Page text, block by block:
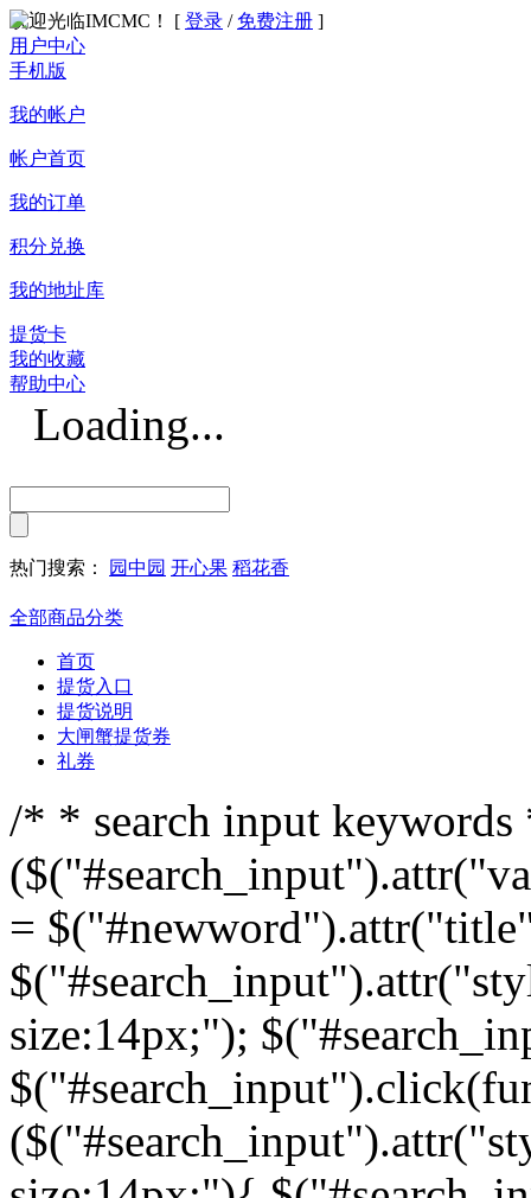
欢迎光临IMCMC！ [ 登录 / 免费注册 ]
用户中心
手机版
我的帐户
帐户首页
我的订单
积分兑换
我的地址库
提货卡
我的收藏
帮助中心
Loading...
热门搜索： 园中园 开心果 稻花香
全部商品分类
首页
提货入口
提货说明
大闸蟹提货券
礼券
/* * search input
=
size:14px;");